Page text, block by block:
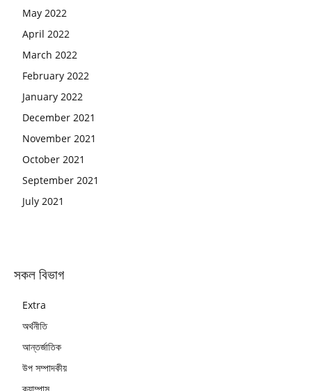
May 2022
April 2022
March 2022
February 2022
January 2022
December 2021
November 2021
October 2021
September 2021
July 2021
সকল বিভাগ
Extra
অর্থনীতি
আন্তর্জাতিক
উপ সম্পাদকীয়